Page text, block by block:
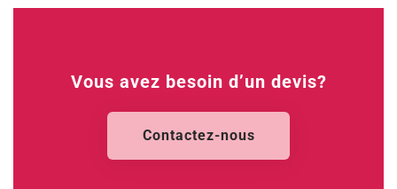
Vous avez besoin d’un devis?
Contactez-nous